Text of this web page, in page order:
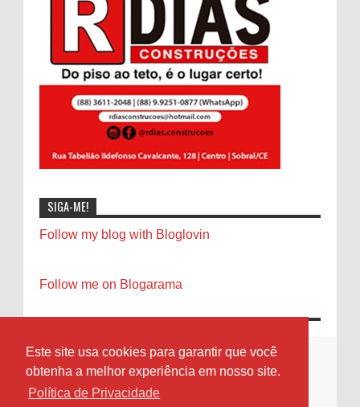
Este site usa cookies para garantir que você
obtenha a melhor experiência em nosso site.
Política de Privacidade
SIGA-ME!
Follow my blog with Bloglovin
Follow me on Blogarama